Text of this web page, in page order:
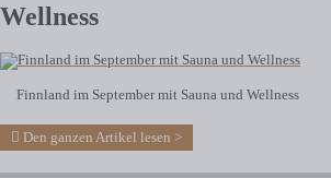
Wellness
Finnland im September mit Sauna und Wellness
Den ganzen Artikel lesen